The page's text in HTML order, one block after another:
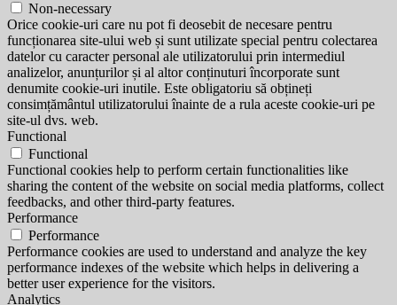
Non-necessary
Orice cookie-uri care nu pot fi deosebit de necesare pentru
funcționarea site-ului web și sunt utilizate special pentru colectarea
datelor cu caracter personal ale utilizatorului prin intermediul
analizelor, anunțurilor și al altor conținuturi încorporate sunt
denumite cookie-uri inutile. Este obligatoriu să obțineți
consimțământul utilizatorului înainte de a rula aceste cookie-uri pe
site-ul dvs. web.
Functional
Functional
Functional cookies help to perform certain functionalities like
sharing the content of the website on social media platforms, collect
feedbacks, and other third-party features.
Performance
Performance
Performance cookies are used to understand and analyze the key
performance indexes of the website which helps in delivering a
better user experience for the visitors.
Analytics